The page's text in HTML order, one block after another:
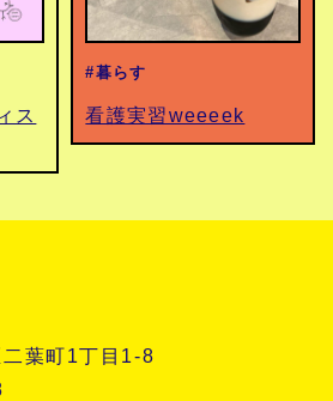
ス
#暮らす
看護実習weeeek
葉町1丁目1-8